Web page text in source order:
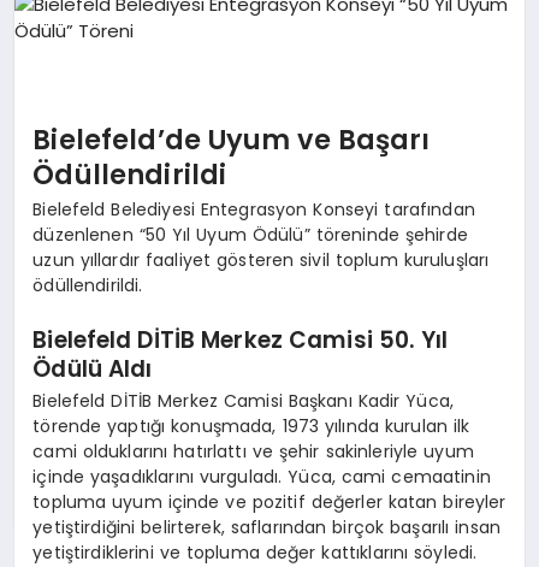
SAĞLIK
SPOR
YAŞAM
Bielefeld’de Uyum ve Başarı
Ödüllendirildi
Bielefeld Belediyesi Entegrasyon Konseyi tarafından
düzenlenen “50 Yıl Uyum Ödülü” töreninde şehirde
uzun yıllardır faaliyet gösteren sivil toplum kuruluşları
ödüllendirildi.
Bielefeld DİTİB Merkez Camisi 50. Yıl
Ödülü Aldı
Bielefeld DİTİB Merkez Camisi Başkanı Kadir Yüca,
törende yaptığı konuşmada, 1973 yılında kurulan ilk
cami olduklarını hatırlattı ve şehir sakinleriyle uyum
içinde yaşadıklarını vurguladı. Yüca, cami cemaatinin
topluma uyum içinde ve pozitif değerler katan bireyler
yetiştirdiğini belirterek, saflarından birçok başarılı insan
yetiştirdiklerini ve topluma değer kattıklarını söyledi.